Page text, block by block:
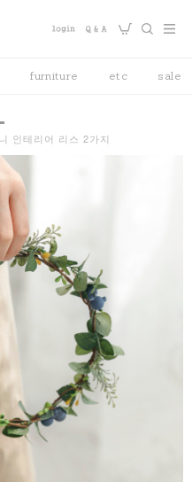
furniture etc sale
인테리어 리스 2가지